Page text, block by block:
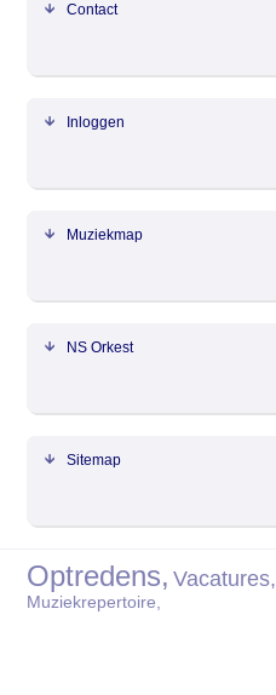
Contact
Inloggen
Muziekmap
NS Orkest
Sitemap
Optredens, Vacatures,
Muziekrepertoire,